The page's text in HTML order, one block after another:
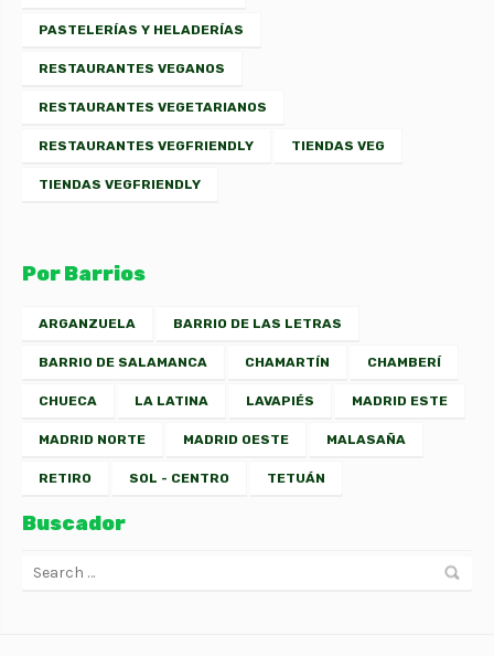
PASTELERÍAS Y HELADERÍAS
RESTAURANTES VEGANOS
RESTAURANTES VEGETARIANOS
RESTAURANTES VEGFRIENDLY TIENDAS VEG
TIENDAS VEGFRIENDLY
Por Barrios
ARGANZUELA BARRIO DE LAS LETRAS
BARRIO DE SALAMANCA CHAMARTÍN CHAMBERÍ
CHUECA LA LATINA LAVAPIÉS MADRID ESTE
MADRID NORTE MADRID OESTE MALASAÑA
RETIRO SOL - CENTRO TETUÁN
Buscador